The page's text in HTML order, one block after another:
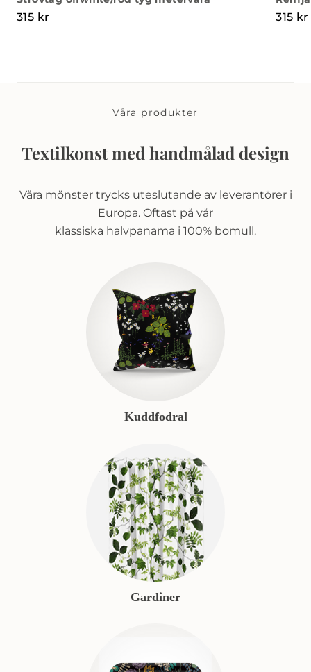
315 kr 315 kr
Våra produkter
Textilkonst med handmålad design
Våra mönster trycks uteslutande av leverantörer i
Europa. Oftast på vår
klassiska halvpanama i 100% bomull.
Kuddfodral
Gardiner